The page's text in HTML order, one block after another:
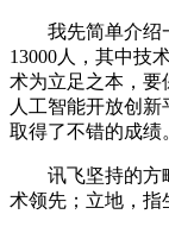
我先简单介绍一
13000人，其中技
术为立足之本，要
人工智能开放创
取得了不错的成绩
讯飞坚持的方略
术领先；立地，指